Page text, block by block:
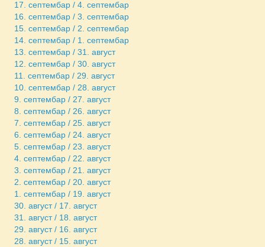
17. септембар / 4. септембар
16. септембар / 3. септембар
15. септембар / 2. септембар
14. септембар / 1. септембар
13. септембар / 31. август
12. септембар / 30. август
11. септембар / 29. август
10. септембар / 28. август
9. септембар / 27. август
8. септембар / 26. август
7. септембар / 25. август
6. септембар / 24. август
5. септембар / 23. август
4. септембар / 22. август
3. септембар / 21. август
2. септембар / 20. август
1. септембар / 19. август
30. август / 17. август
31. август / 18. август
29. август / 16. август
28. август / 15. август